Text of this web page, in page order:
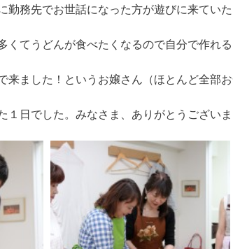
勤務先でお世話になった方が遊びに来てい
くてうどんが食べたくなるので自分で作れ
来ました！というお嬢さん（ほとんど全部
１日でした。みなさま、ありがとうございま